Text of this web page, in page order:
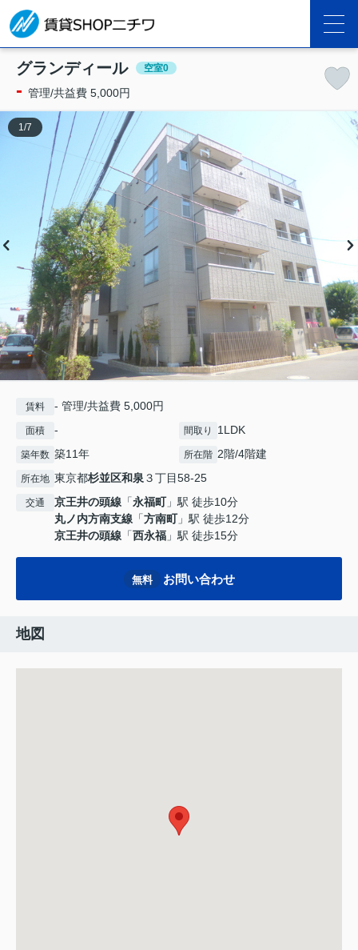
グランディール 空室0
- 管理/共益費 5,000円
1 /7
賃料 - 管理/共益費 5,000円
面積 - 間取り 1LDK
築年数 築11年 所在階 2階/4階建
所在地 東京都杉並区和泉 ３丁目58-25
交通 京王井の頭線 「永福町」駅 徒歩10分
丸ノ内方南支線 「方南町」駅 徒歩12分
京王井の頭線 「西永福 」駅 徒歩15分
無料 お問い合わせ
地図